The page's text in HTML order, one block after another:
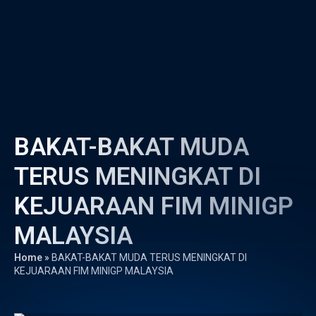
BAKAT-BAKAT MUDA
TERUS MENINGKAT DI
KEJUARAAN FIM MINIGP
MALAYSIA
Home » BAKAT-BAKAT MUDA TERUS MENINGKAT DI
KEJUARAAN FIM MINIGP MALAYSIA